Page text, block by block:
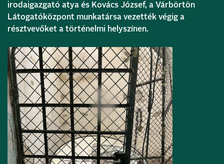
irodaigazgató atya és Kovács József, a Várbörtön
Látogatóközpont munkatársa vezették végig a
résztvevőket a történelmi helyszínen.